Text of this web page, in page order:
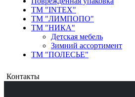
ТМ "INTEX"
ТМ "ЛИМПОПО"
ТМ "НИКА"
Детская мебель
Зимний ассортимент
ТМ "ПОЛЕСЬЕ"
Контакты